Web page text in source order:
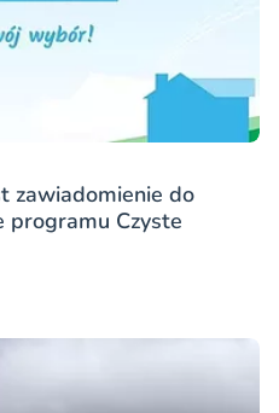
zawiadomienie do
Czyste